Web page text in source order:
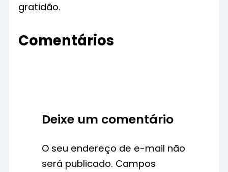
gratidão.
Comentários
Deixe um comentário
O seu endereço de e-mail não
será publicado. Campos